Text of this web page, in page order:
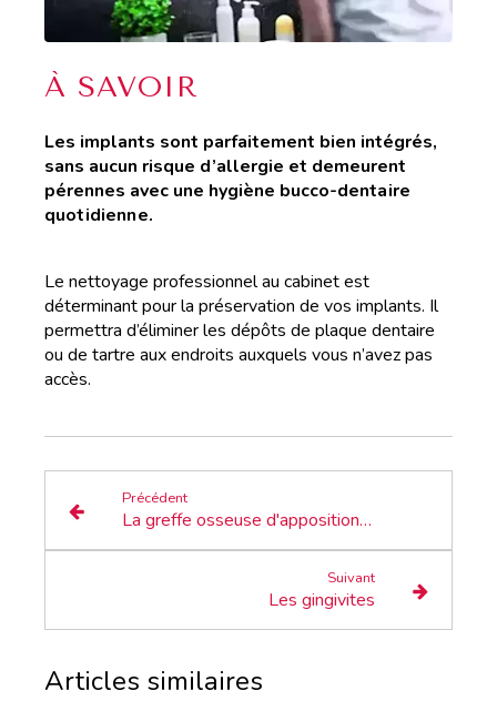
À SAVOIR
Les implants sont parfaitement bien intégrés,
sans aucun risque d’allergie et demeurent
pérennes avec une hygiène bucco-dentaire
quotidienne.
Le nettoyage professionnel au cabinet est
déterminant pour la préservation de vos implants. Il
permettra d’éliminer les dépôts de plaque dentaire
ou de tartre aux endroits auxquels vous n’avez pas
accès.
Précédent
La greffe osseuse d'apposition ou greffe en onlay
Suivant
Les gingivites
Articles similaires